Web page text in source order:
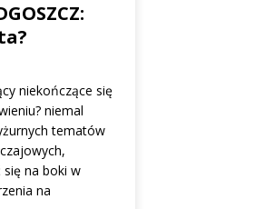
niekończące się
niemal
tematów
na boki w
na